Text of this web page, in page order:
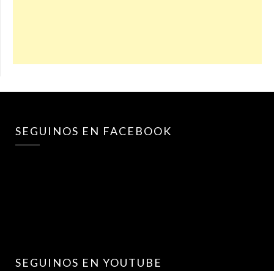
SEGUINOS EN FACEBOOK
SEGUINOS EN YOUTUBE